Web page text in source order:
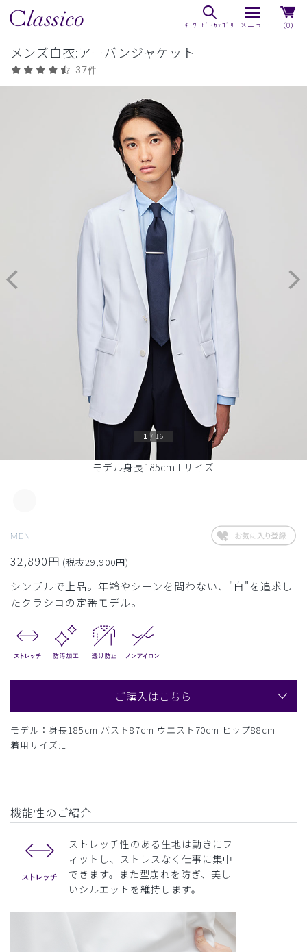
（0）
メンズ白衣:アーバンジャケット
37件
モデル身長185cm Lサイズ
1 / 16
MEN
32,890円 (税抜29,900円)
シンプルで上品。年齢やシーンを問わない、"白"を追求し
たクラシコの定番モデル。
ご購入はこちら
モデル：身長185cm バスト87cm ウエスト70cm ヒップ88cm
着用サイズ:L
機能性のご紹介
ストレッチ性のある生地は動きにフ
ィットし、ストレスなく仕事に集中
できます。また型崩れを防ぎ、美し
いシルエットを維持します。